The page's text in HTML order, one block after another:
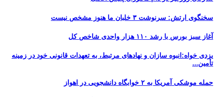
سخنگوی ارتش: سرنوشت ۳ خلبان ما هنوز مشخص نیست
آغاز سبز بورس با رشد ۱۱۰ هزار واحدی شاخص کل
یزدی خواه:انبوه سازان و نهادهای مرتبط، به تعهدات قانونی خود در زمینه
تأمین...
حمله موشکی آمریکا به ۲ خوابگاه دانشجویی در اهواز